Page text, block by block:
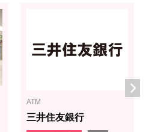
ATM
三井住友銀行